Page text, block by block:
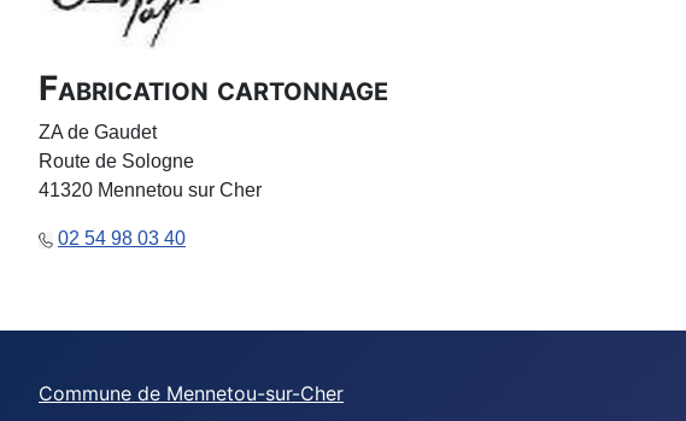
Fabrication cartonnage
ZA de Gaudet
Route de Sologne
41320 Mennetou sur Cher
02 54 98 03 40
Commune de Mennetou-sur-Cher